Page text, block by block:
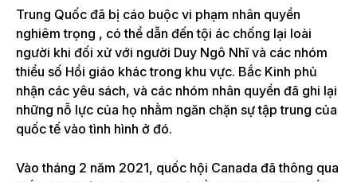
Trung Quốc đã bị cáo buộc vi phạm nhân quyền
nghiêm trọng , có thể dẫn đến tội ác chống lại loài
người khi đối xử với người Duy Ngô Nhĩ và các nhóm
thiểu số Hồi giáo khác trong khu vực. Bắc Kinh phủ
nhận các yêu sách, và các nhóm nhân quyền đã ghi lại
những nỗ lực của họ nhằm ngăn chặn sự tập trung của
quốc tế vào tình hình ở đó.
Vào tháng 2 năm 2021, quốc hội Canada đã thông qua